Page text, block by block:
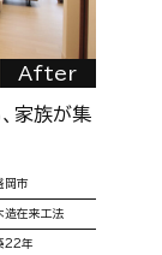
After
家族が集
岡市
造在来工法
22年